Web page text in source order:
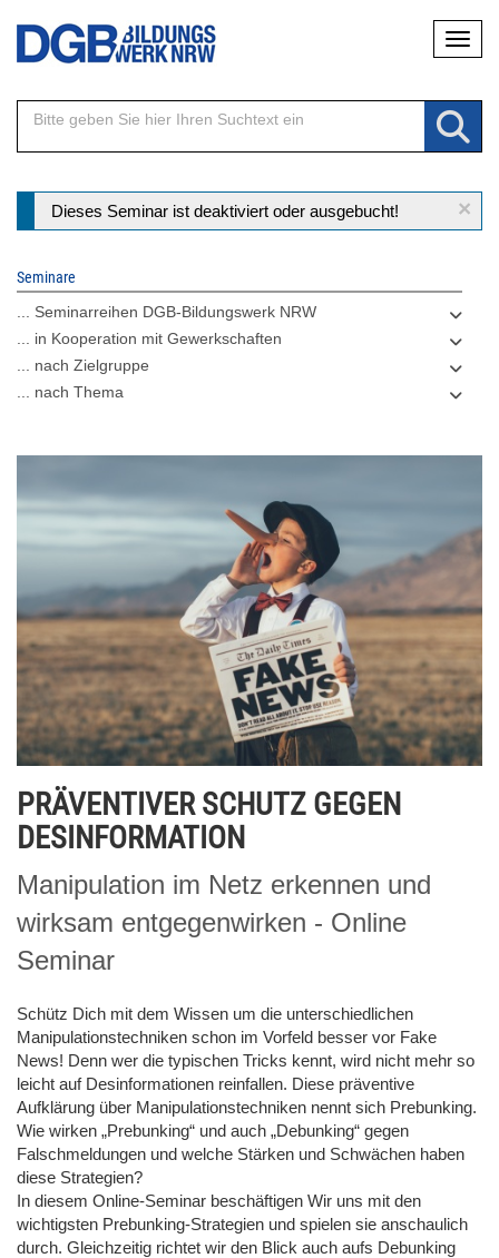
Direkt
Inhalt
×
Statusmeldung
Dieses Seminar ist deaktiviert oder ausgebucht!
Seminare
... Seminarreihen DGB-Bildungswerk NRW
... in Kooperation mit Gewerkschaften
... nach Zielgruppe
... nach Thema
PRÄVENTIVER SCHUTZ GEGEN
DESINFORMATION
Manipulation im Netz erkennen und
wirksam entgegenwirken - Online
Seminar
Schütz Dich mit dem Wissen um die unterschiedlichen
Manipulationstechniken schon im Vorfeld besser vor Fake
News! Denn wer die typischen Tricks kennt, wird nicht mehr so
leicht auf Desinformationen reinfallen. Diese präventive
Aufklärung über Manipulationstechniken nennt sich Prebunking.
Wie wirken „Prebunking“ und auch „Debunking“ gegen
Falschmeldungen und welche Stärken und Schwächen haben
diese Strategien?
In diesem Online-Seminar beschäftigen Wir uns mit den
wichtigsten Prebunking-Strategien und spielen sie anschaulich
durch. Gleichzeitig richtet wir den Blick auch aufs Debunking